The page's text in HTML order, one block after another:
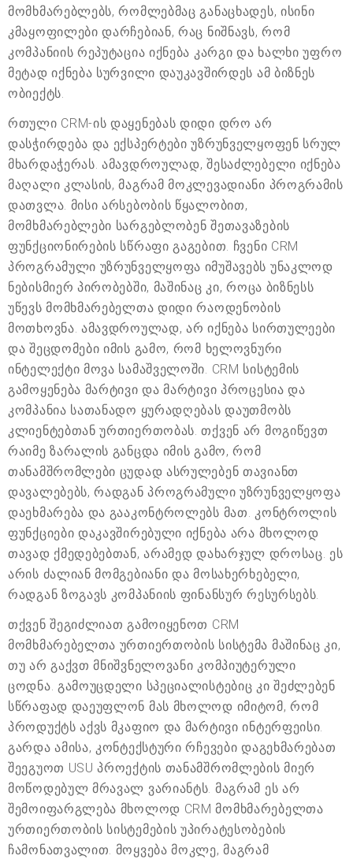
მომხმარებლებს, რომლებმაც განაცხადეს, ისინი
კმაყოფილები დარჩებიან, რაც ნიშნავს, რომ
კომპანიის რეპუტაცია იქნება კარგი და ხალხი უფრო
მეტად იქნება სურვილი დაუკავშირდეს ამ ბიზნეს
ობიექტს.
რთული CRM-ის დაყენებას დიდი დრო არ
დასჭირდება და ექსპერტები უზრუნველყოფენ სრულ
მხარდაჭერას. ამავდროულად, შესაძლებელი იქნება
მაღალი კლასის, მაგრამ მოკლევადიანი პროგრამის
დათვლა. მისი არსებობის წყალობით,
მომხმარებლები სარგებლობენ შეთავაზების
ფუნქციონირების სწრაფი გაგებით. ჩვენი CRM
პროგრამული უზრუნველყოფა იმუშავებს უნაკლოდ
ნებისმიერ პირობებში, მაშინაც კი, როცა ბიზნესს
უწევს მომხმარებელთა დიდი რაოდენობის
მოთხოვნა. ამავდროულად, არ იქნება სირთულეები
და შეცდომები იმის გამო, რომ ხელოვნური
ინტელექტი მოვა სამაშველოში. CRM სისტემის
გამოყენება მარტივი და მარტივი პროცესია და
კომპანია სათანადო ყურადღებას დაუთმობს
კლიენტებთან ურთიერთობას. თქვენ არ მოგიწევთ
რაიმე ზარალის განცდა იმის გამო, რომ
თანამშრომლები ცუდად ასრულებენ თავიანთ
დავალებებს, რადგან პროგრამული უზრუნველყოფა
დაეხმარება და გააკონტროლებს მათ. კონტროლის
ფუნქციები დაკავშირებული იქნება არა მხოლოდ
თავად ქმედებებთან, არამედ დახარჯულ დროსაც. ეს
არის ძალიან მომგებიანი და მოსახერხებელი,
რადგან ზოგავს კომპანიის ფინანსურ რესურსებს.
თქვენ შეგიძლიათ გამოიყენოთ CRM
მომხმარებელთა ურთიერთობის სისტემა მაშინაც კი,
თუ არ გაქვთ მნიშვნელოვანი კომპიუტერული
ცოდნა. გამოუცდელი სპეციალისტებიც კი შეძლებენ
სწრაფად დაეუფლონ მას მხოლოდ იმიტომ, რომ
პროდუქტს აქვს მკაფიო და მარტივი ინტერფეისი.
გარდა ამისა, კონტექსტური რჩევები დაგეხმარებათ
შეეგუოთ USU პროექტის თანამშრომლების მიერ
მოწოდებულ მრავალ ვარიანტს. მაგრამ ეს არ
შემოიფარგლება მხოლოდ CRM მომხმარებელთა
ურთიერთობის სისტემების უპირატესობების
ჩამონათვალით. მოყვება მოკლე, მაგრამ